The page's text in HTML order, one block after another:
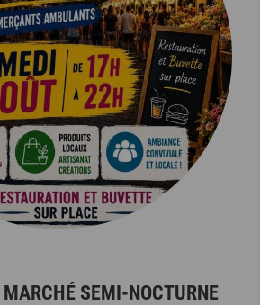
SEMI-NOCTURNE